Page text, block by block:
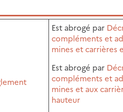
Est abrogé par
compléments et
mines et carrières
Est abrogé par
compléments et
mines et aux
hauteur